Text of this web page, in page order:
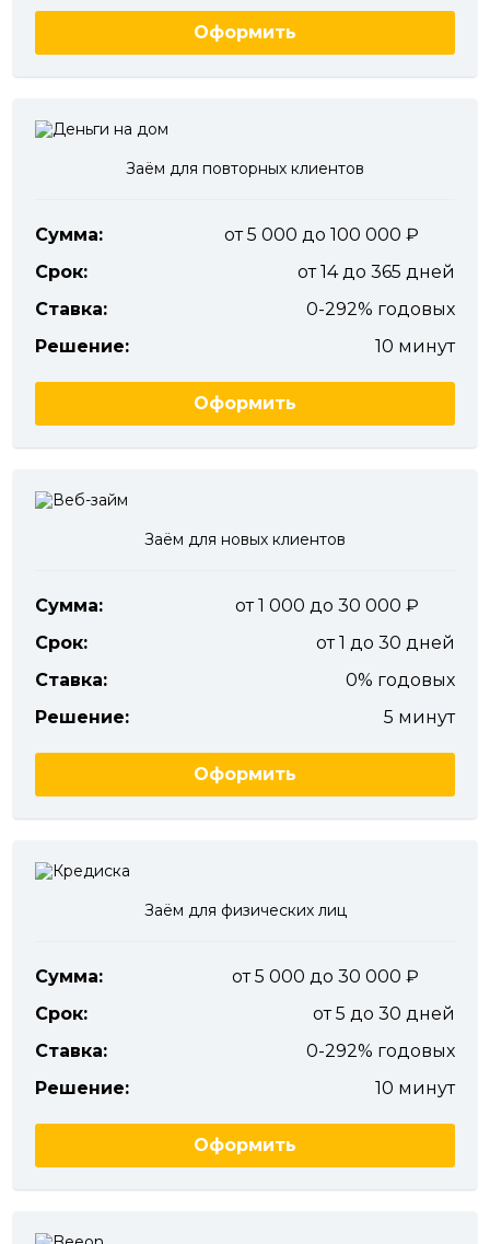
Оформить
Заём для повторных клиентов
Сумма:
от 5 000 до 100 000
Срок:
от 14 до 365 дней
Ставка:
0-292% годовых
Решение:
10 минут
Оформить
Заём для новых клиентов
Сумма:
от 1 000 до 30 000
Срок:
от 1 до 30 дней
Ставка:
0% годовых
Решение:
5 минут
Оформить
Заём для физических лиц
Сумма:
от 5 000 до 30 000
Срок:
от 5 до 30 дней
Ставка:
0-292% годовых
Решение:
10 минут
Оформить